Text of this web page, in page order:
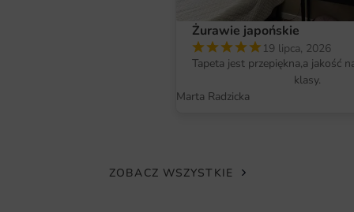
Wymiary na miarę i łatwy montaż
Plakat Wieloryb w Oceanie dostępny jest w różnych
wymiarach, co pozwala na dopasowanie go do
indywidualnych potrzeb i preferencji. Niezależnie od tego,
plakatu jest niezwykle prosty, a dzięki dołączonym
Żurawie japońskie
19 lipca, 2026
Tapeta jest przepiękna,a jakość
klasy.
Marta Radzicka
ZOBACZ WSZYSTKIE